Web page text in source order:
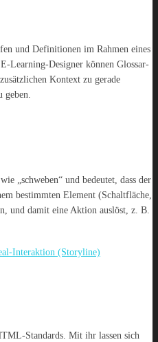
und Definitionen im Rahmen eines
Learning-Designer können Glossar-
Kontext zu gerade
geben.
„schweben“ und bedeutet, dass der
bestimmten Element (Schaltfläche,
und damit eine Aktion auslöst, z. B.
Interaktion (Storyline)
Standards. Mit ihr lassen sich